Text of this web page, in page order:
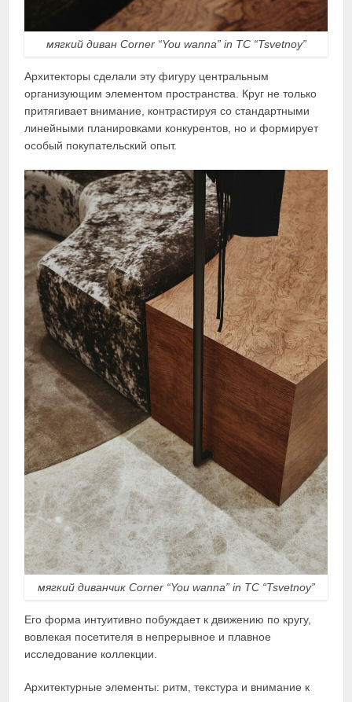
мягкий диван Corner “You wanna” in TC “Tsvetnoy”
Архитекторы сделали эту фигуру центральным
организующим элементом пространства. Круг не только
притягивает внимание, контрастируя со стандартными
линейными планировками конкурентов, но и формирует
особый покупательский опыт.
мягкий диванчик Corner “You wanna” in TC “Tsvetnoy”
Его форма интуитивно побуждает к движению по кругу,
вовлекая посетителя в непрерывное и плавное
исследование коллекции.
Архитектурные элементы: ритм, текстура и внимание к